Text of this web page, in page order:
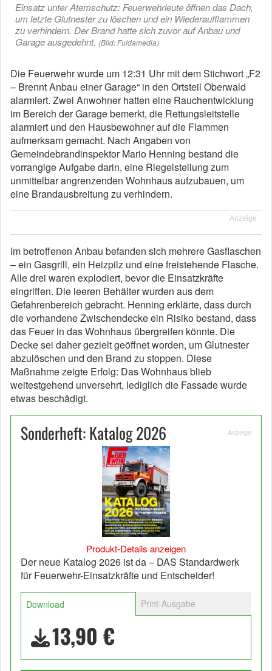
Einsatz unter Atemschutz: Feuerwehrleute öffnen das Dach,
um letzte Glutnester zu löschen und ein Wiederaufflammen
zu verhindern. Der Brand hatte sich zuvor auf Anbau und
Garage ausgedehnt. (Bild: Fuldamedia)
Die Feuerwehr wurde um 12:31 Uhr mit dem Stichwort „F2
– Brennt Anbau einer Garage“ in den Ortsteil Oberwald
alarmiert. Zwei Anwohner hatten eine Rauchentwicklung
im Bereich der Garage bemerkt, die Rettungsleitstelle
alarmiert und den Hausbewohner auf die Flammen
aufmerksam gemacht. Nach Angaben von
Gemeindebrandinspektor Mario Henning bestand die
vorrangige Aufgabe darin, eine Riegelstellung zum
unmittelbar angrenzenden Wohnhaus aufzubauen, um
eine Brandausbreitung zu verhindern.
Anzeige
Im betroffenen Anbau befanden sich mehrere Gasflaschen
– ein Gasgrill, ein Heizpilz und eine freistehende Flasche.
Alle drei waren explodiert, bevor die Einsatzkräfte
eingriffen. Die leeren Behälter wurden aus dem
Gefahrenbereich gebracht. Henning erklärte, dass durch
die vorhandene Zwischendecke ein Risiko bestand, dass
das Feuer in das Wohnhaus übergreifen könnte. Die
Decke sei daher gezielt geöffnet worden, um Glutnester
abzulöschen und den Brand zu stoppen. Diese
Maßnahme zeigte Erfolg: Das Wohnhaus blieb
weitestgehend unversehrt, lediglich die Fassade wurde
etwas beschädigt.
Sonderheft: Katalog 2026 Anzeige
Produkt-Details anzeigen
Der neue Katalog 2026 ist da – DAS Standardwerk
für Feuerwehr-Einsatzkräfte und Entscheider!
Download Print-Ausgabe
13,90 €